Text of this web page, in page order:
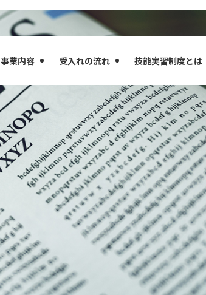
事業内容 受入れの流れ 技能実習制度とは